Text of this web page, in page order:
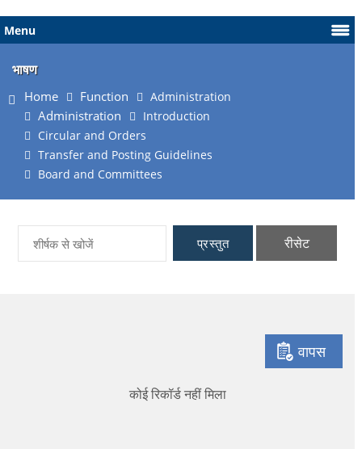
Menu
भाषण
Home Function Administration
Administration
Introduction
Circular and Orders
Transfer and Posting Guidelines
Board and Committees
प्रस्तुत रीसेट
वापस
कोई रिकॉर्ड नहीं मिला